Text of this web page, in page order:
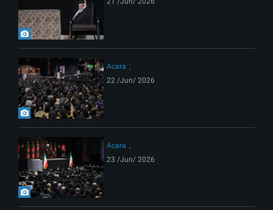
Acara
22 /Jun/ 2026
Acara
23 /Jun/ 2026